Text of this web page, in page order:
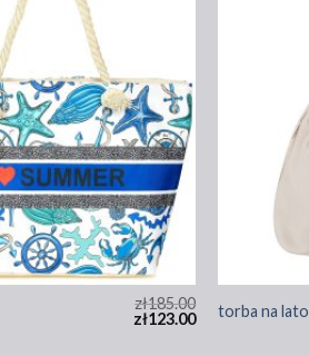
zł185.00
zł123.00 torba na lato